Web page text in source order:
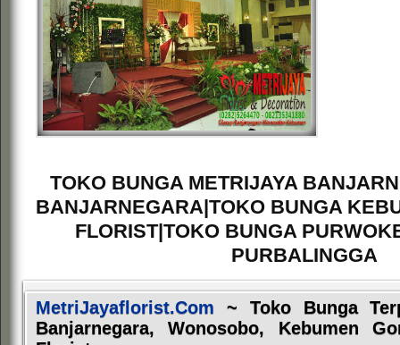
TOKO BUNGA METRIJAYA
BANJARNEGARA|TOKO BUNGA
FLORIST|TOKO BUNGA
PURBALINGGA
MetriJayaflorist.Com ~ Toko Bunga
Banjarnegara, Wonosobo, Kebumen